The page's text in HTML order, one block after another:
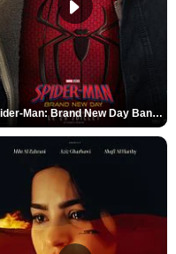
Spider-Man: Brand New Day Bande-annonce VO STFR